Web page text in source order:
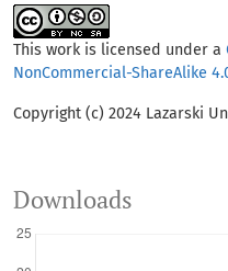
This work is licensed under a
NonCommercial-ShareAlike
Copyright (c) 2024 Lazarski
Downloads